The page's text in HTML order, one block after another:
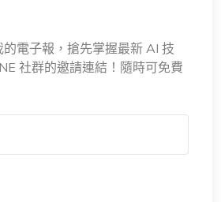
的電子報，搶先掌握最新 AI 技
社群的邀請連結！隨時可免費